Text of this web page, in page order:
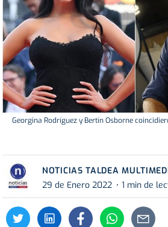
Georgina Rodríguez y Bertín Osborne
NOTICIAS TALDEA
29 de Enero 2022
1 min de